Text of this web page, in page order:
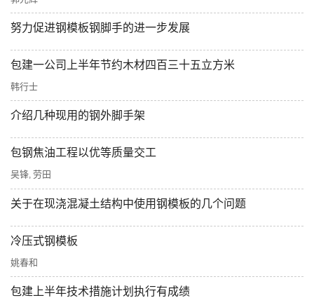
努力促进钢模板钢脚手的进一步发展
包建一公司上半年节约木材四百三十五立方米
韩行士
介绍几种现用的钢外脚手架
包钢焦油工程以优等质量交工
吴锋 劳田
关于在现浇混凝土结构中使用钢模板的几个问题
冷压式钢模板
姚春和
包建上半年技术措施计划执行有成绩